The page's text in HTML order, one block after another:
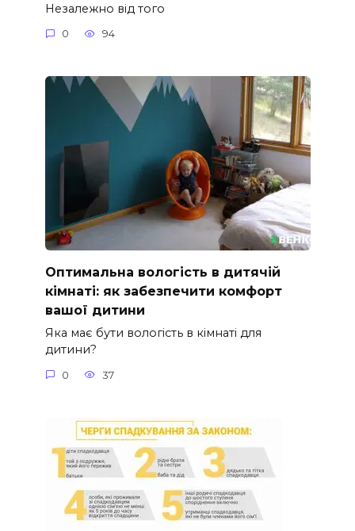
Незалежно від того
0 94
Оптимальна вологість в дитячій
кімнаті: як забезпечити комфорт
вашої дитини
Яка має бути вологість в кімнаті для
дитини?
0 37